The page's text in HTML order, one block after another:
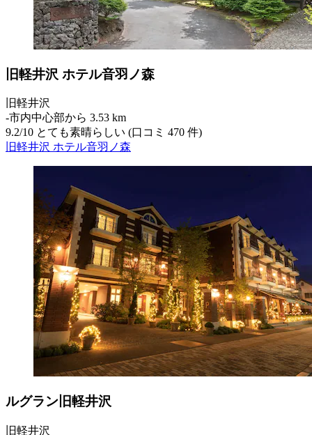
旧軽井沢 ホテル音羽ノ森
旧軽井沢
‐市内中心部から 3.53 km
9.2/10 とても素晴らしい (口コミ 470 件)
旧軽井沢 ホテル音羽ノ森
ルグラン旧軽井沢
旧軽井沢